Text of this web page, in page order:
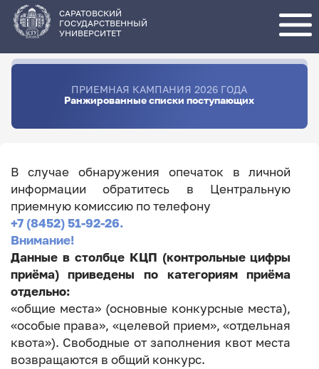
основному
содержанию
САРАТОВСКИЙ
ГОСУДАРСТВЕННЫЙ
УНИВЕРСИТЕТ
ПРИЕМНАЯ КАМПАНИЯ 2026 ГОДА
Ранжированные списки поступающих
В случае обнаружения опечаток в личной
информации обратитесь в Центральную
приемную комиссию по телефону
+7 (8452) 51-92-26.
Внимание!
Данные в столбце КЦП (контрольные цифры
приёма) приведены по категориям приёма
отдельно:
«общие места» (основные конкурсные места),
«особые права», «целевой прием», «отдельная
квота»). Свободные от заполнения квот места
возвращаются в общий конкурс.